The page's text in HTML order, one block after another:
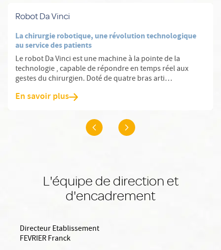
Robot Da Vinci
La chirurgie robotique, une révolution technologique
au service des patients
Le robot Da Vinci est une machine à la pointe de la
technologie , capable de répondre en temps réel aux
gestes du chirurgien. Doté de quatre bras arti…
En savoir plus
L'équipe de direction et
d'encadrement
Directeur Etablissement
FEVRIER Franck